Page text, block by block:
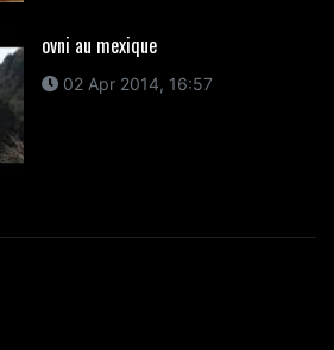
ovni au mexique
02 Apr 2014, 16:57